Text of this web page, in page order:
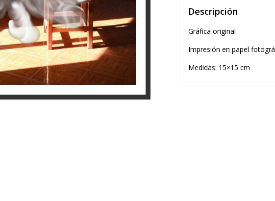
Descripción
Gráfica original
Impresión en papel
Medidas: 15×15 cm